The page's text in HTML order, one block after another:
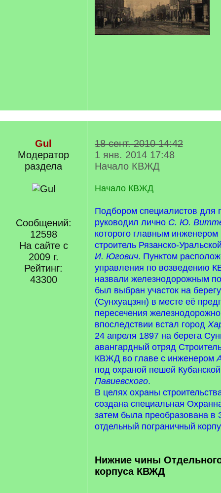
Gul
Модератор
раздела
Сообщений:
12598
На сайте с
2009 г.
Рейтинг:
43300
18 сент. 2010 14:42
1 янв. 2014 17:48
Начало КВЖД
Начало КВЖД
Подбором специалистов для
руководил лично С. Ю.
которого главным
строитель Рязанско-
И. Югович. Пунктом
управления по возведению
назвали железнодорожным
был выбран участок на
(Сунхуацзян) в месте её
пересечения
впоследствии встал город
24 апреля 1897 на берега
авангардный отряд
КВЖД во главе с инженером
под охраной пешей
Павиевского.
В целях охраны
создана специальная
затем была преобразована в
отдельный пограничный
Нижние чины
корпуса КВЖД